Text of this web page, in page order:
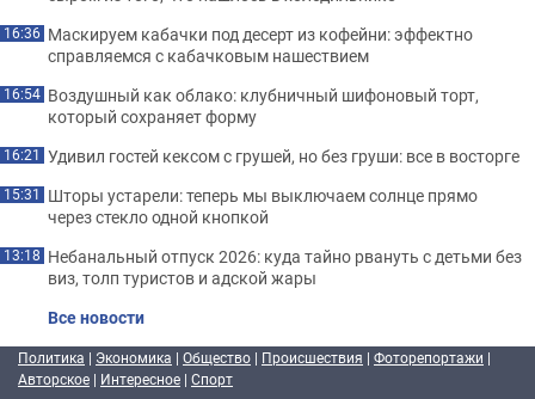
16:36 Маскируем кабачки под десерт из кофейни: эффектно
справляемся с кабачковым нашествием
16:54 Воздушный как облако: клубничный шифоновый торт,
который сохраняет форму
16:21 Удивил гостей кексом с грушей, но без груши: все в восторге
15:31 Шторы устарели: теперь мы выключаем солнце прямо
через стекло одной кнопкой
13:18 Небанальный отпуск 2026: куда тайно рвануть с детьми без
виз, толп туристов и адской жары
Все новости
Политика | Экономика | Общество | Происшествия | Фоторепортажи |
Авторское | Интересное | Спорт